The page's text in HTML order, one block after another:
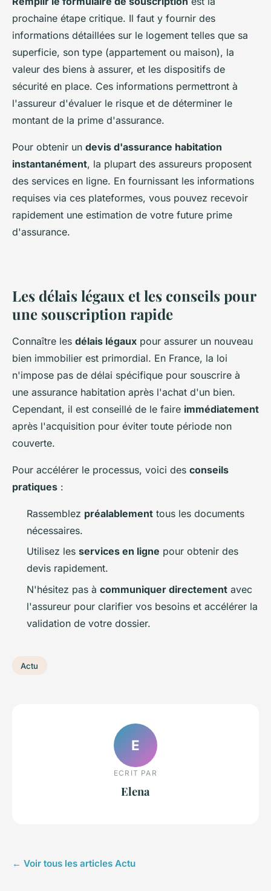
prochaine étape critique. Il faut y fournir des
informations détaillées sur le logement telles que sa
superficie, son type (appartement ou maison), la
valeur des biens à assurer, et les dispositifs de
sécurité en place. Ces informations permettront à
l'assureur d'évaluer le risque et de déterminer le
montant de la prime d'assurance.
Pour obtenir un devis d'assurance habitation
instantanément, la plupart des assureurs proposent
des services en ligne. En fournissant les informations
requises via ces plateformes, vous pouvez recevoir
rapidement une estimation de votre future prime
d'assurance.
Les délais légaux et les conseils pour
une souscription rapide
Connaître les délais légaux pour assurer un nouveau
bien immobilier est primordial. En France, la loi
n'impose pas de délai spécifique pour souscrire à
une assurance habitation après l'achat d'un bien.
Cependant, il est conseillé de le faire immédiatement
après l'acquisition pour éviter toute période non
couverte.
Pour accélérer le processus, voici des conseils
pratiques :
Rassemblez préalablement tous les documents
nécessaires.
Utilisez les services en ligne pour obtenir des
devis rapidement.
N'hésitez pas à communiquer directement avec
l'assureur pour clarifier vos besoins et accélérer la
validation de votre dossier.
Actu
E
ECRIT PAR
Elena
← Voir tous les articles Actu